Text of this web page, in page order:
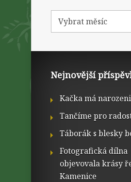
Nejnovější
Kačka má
Tančíme pro
Táborák s blesky
Fotografická dílna
objevovala krásy
Kamenice